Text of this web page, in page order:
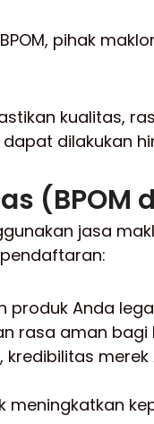
pihak
kualitas,
dilakukan
(BPOM
jasa
produk Anda
rasa aman
kredibilitas
meningkatkan